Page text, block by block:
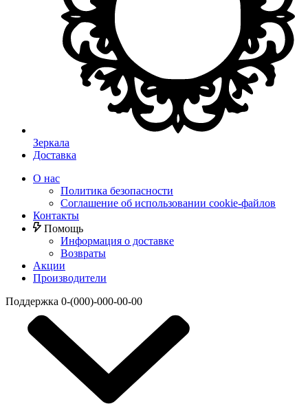
Зеркала
Доставка
О нас
Политика безопасности
Соглашение об использовании cookie-файлов
Контакты
Помощь
Информация о доставке
Возвраты
Акции
Производители
Поддержка 0-(000)-000-00-00